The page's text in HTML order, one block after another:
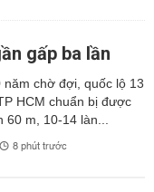
gấp ba lần
năm chờ đợi, quốc lộ 13
HCM chuẩn bị được
60 m, 10-14 làn...
8 phút trước